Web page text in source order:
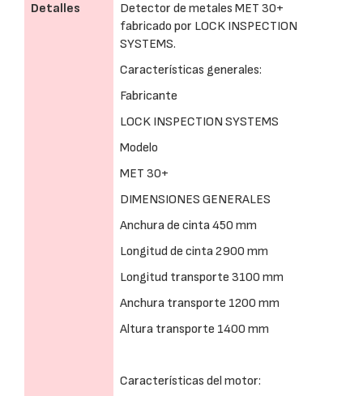
Detalles
Detector de metales MET 30+
fabricado por LOCK INSPECTION
SYSTEMS.
Características generales:
Fabricante
LOCK INSPECTION SYSTEMS
Modelo
MET 30+
DIMENSIONES GENERALES
Anchura de cinta 450 mm
Longitud de cinta 2900 mm
Longitud transporte 3100 mm
Anchura transporte 1200 mm
Altura transporte 1400 mm
Características del motor: